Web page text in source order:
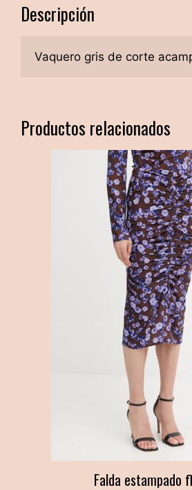
Descripción
Vaquero gris de corte
Productos relacionados
Falda estampado